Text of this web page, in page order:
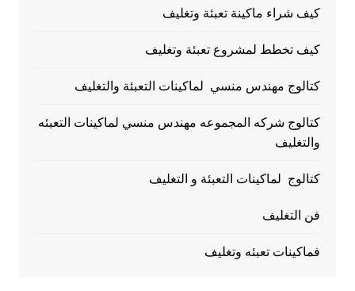
كيف شراء ماكينة تعبئة وتغليف
كيف تخطط لمشروع تعبئة وتغليف
كتالوج مهندس منسي لماكينات التعبئة والتغليف
كتالوج شركه المجموعه مهندس منسي لماكينات التعبئه
والتغليف
كتالوج لماكينات التعبئة و التغليف
فن التغليف
فماكينات تعبئه وتغليف